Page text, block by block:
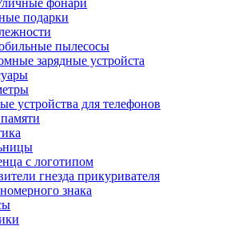
подарки
пылесосы
зарядные устройста
устройства для телефонов
с логотипом
гнезда прикуривателя
знака